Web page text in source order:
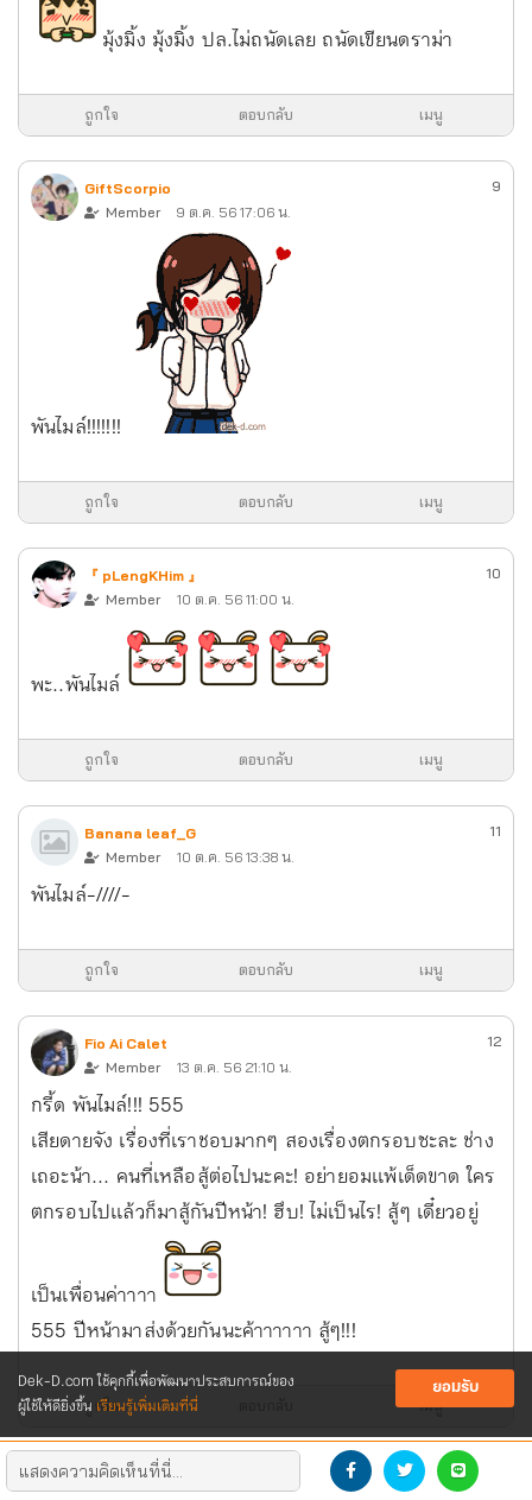
Dek-D.com ใช้คุกกี้เพื่อพัฒนาประสบการณ์ของ
ผู้ใช้ให้ดียิ่งขึ้น เรียนรู้เพิ่มเติมที่นี่
ยอมรับ
มุ้งมิ้ง มุ้งมิ้ง ปล.ไม่ถนัดเลย ถนัดเขียนดราม่า
ถูกใจ ตอบกลับ เมนู
GiftScorpio
Member
9 ต.ค. 56 17:06 น.
9
พันไมล์!!!!!!!
ถูกใจ ตอบกลับ เมนู
『 pLengKHim 』
Member
10 ต.ค. 56 11:00 น.
10
พะ..พันไมล์
ถูกใจ ตอบกลับ เมนู
Banana leaf_G
Member
10 ต.ค. 56 13:38 น.
11
พันไมล์-////-
ถูกใจ ตอบกลับ เมนู
Fio Ai Calet
Member
13 ต.ค. 56 21:10 น.
12
กรี้ด พันไมล์!!! 555
เสียดายจัง เรื่องที่เราชอบมากๆ สองเรื่องตกรอบซะละ ช่าง
เถอะน้า... คนที่เหลือสู้ต่อไปนะคะ! อย่ายอมเเพ้เด็ดขาด ใคร
ตกรอบไปเเล้วก็มาสู้กันปีหน้า! ฮึบ! ไม่เป็นไร! สู้ๆ เดี๋ยวอยู่
เป็นเพื่อนค่าาาา
555 ปีหน้ามาส่งด้วยกันนะค้าาาาาา สู้ๆ!!!
ถูกใจ เมนู
DiamondPT